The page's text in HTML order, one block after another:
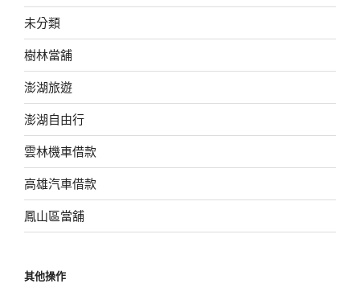
未分類
樹林當舖
澎湖旅遊
澎湖自由行
雲林機車借款
高雄汽車借款
鳳山區當舖
其他操作